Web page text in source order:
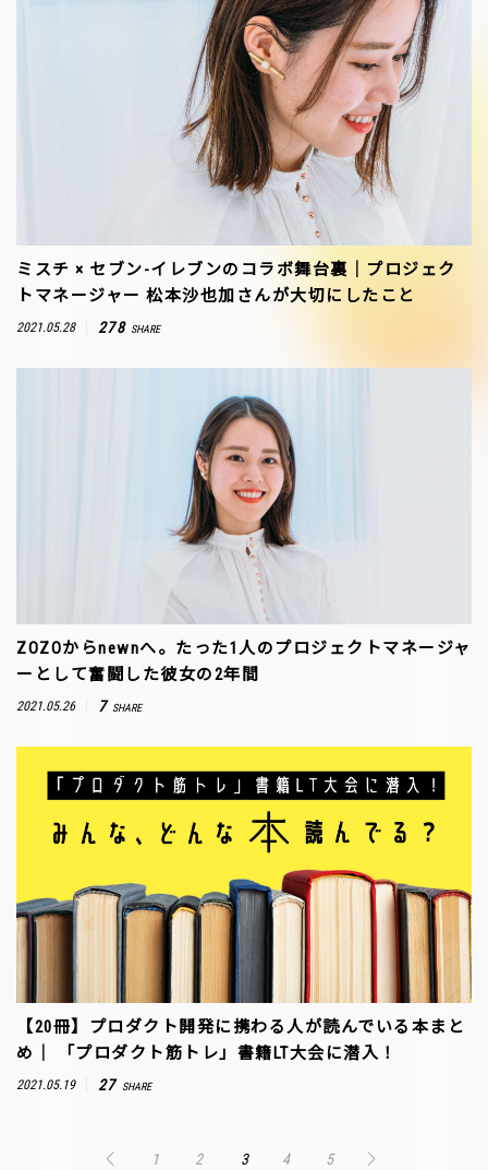
ミスチ × セブン-イレブンのコラボ舞台裏｜プロジェク
トマネージャー 松本沙也加さんが大切にしたこと
2021.05.28 278 SHARE
ZOZOからnewnへ。たった1人のプロジェクトマネージャ
ーとして奮闘した彼女の2年間
2021.05.26 7 SHARE
【20冊】プロダクト開発に携わる人が読んでいる本まと
め｜ 「プロダクト筋トレ」書籍LT大会に潜入！
2021.05.19 27 SHARE
1 2 3 4 5